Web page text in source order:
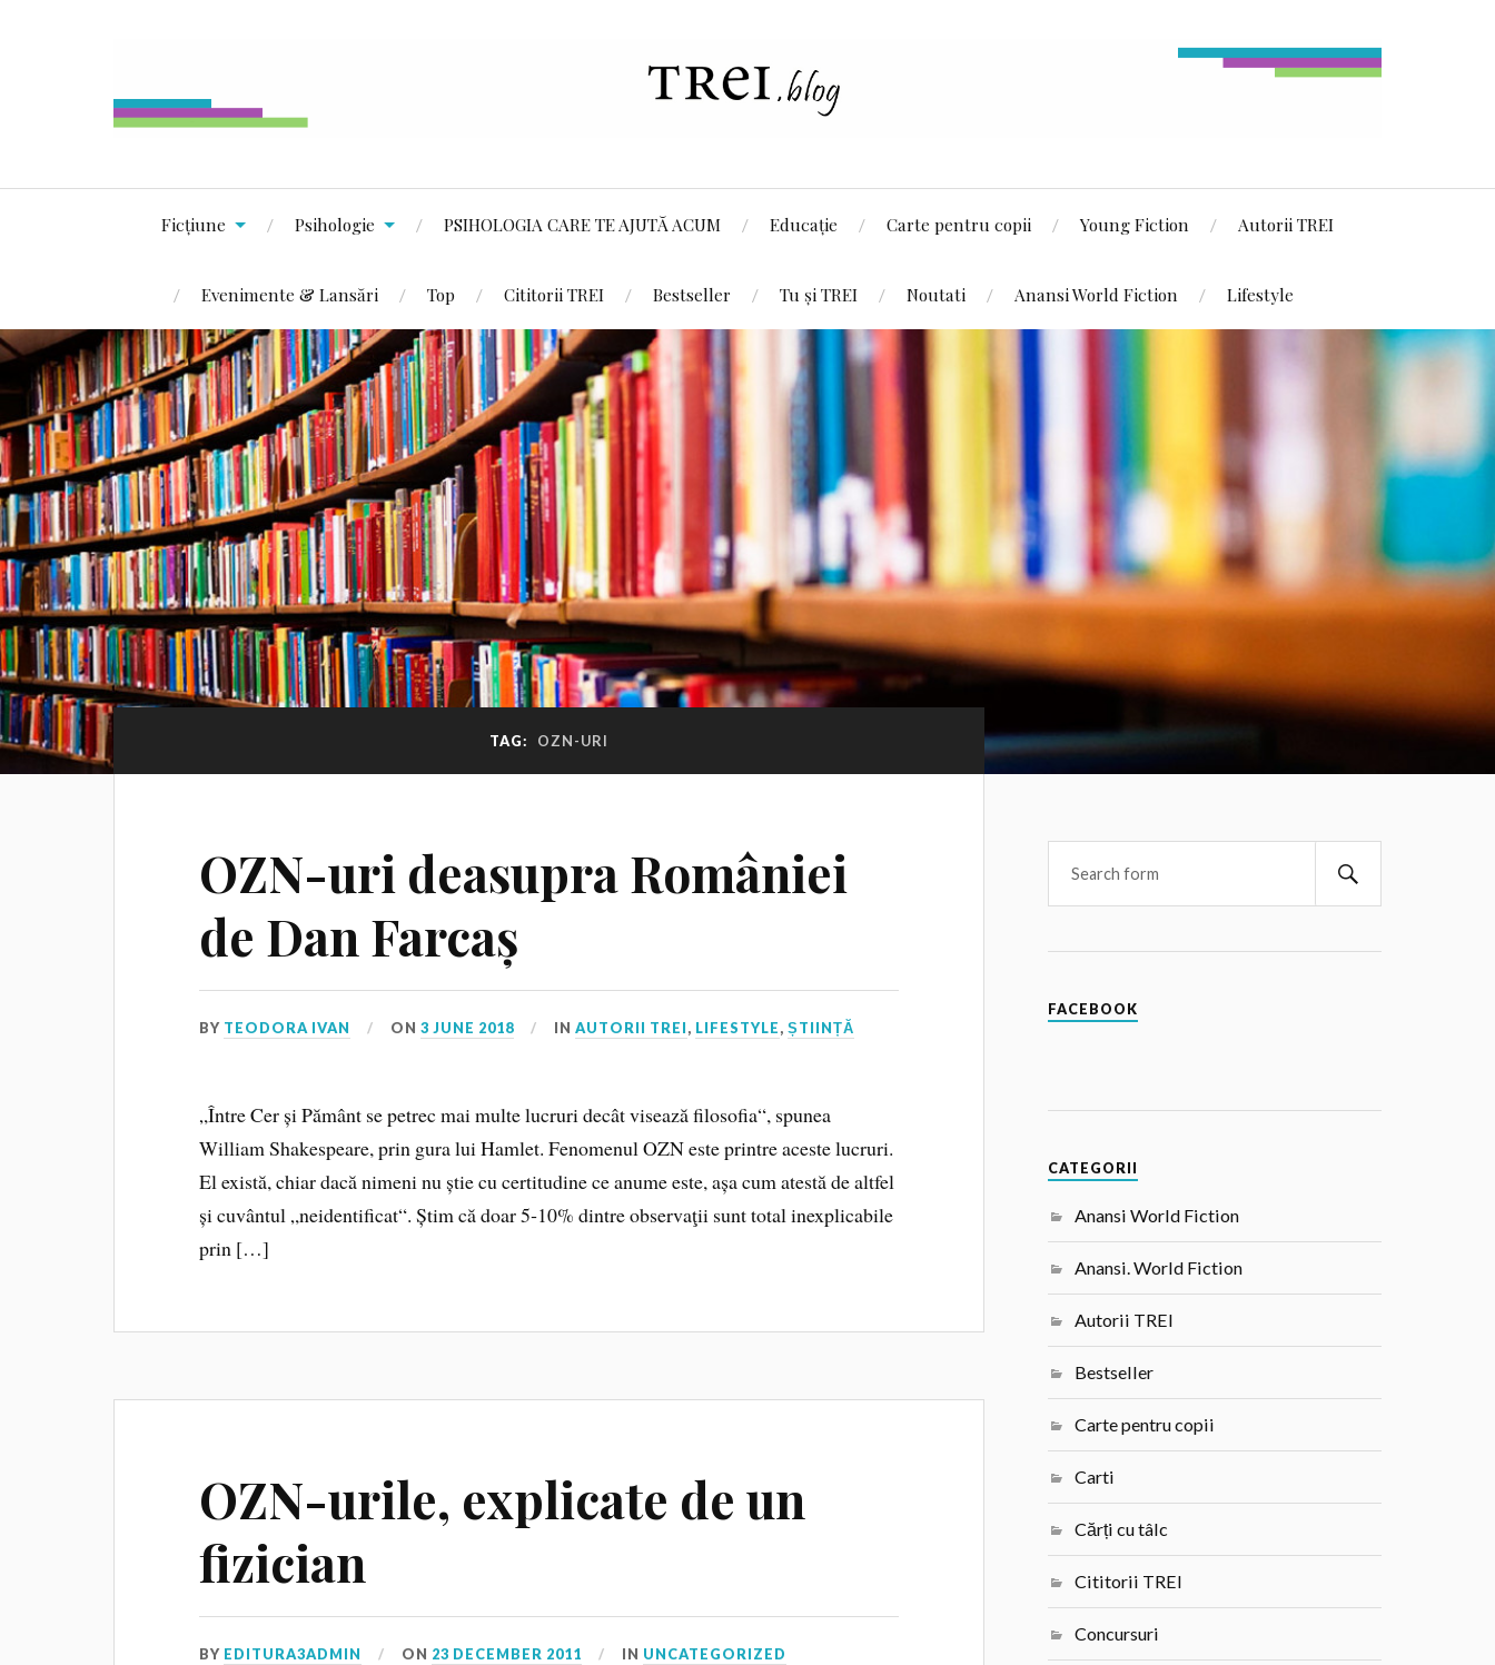
Ficțiune Psihologie PSIHOLOGIA CARE TE AJUTĂ ACUM Educație Carte pentru copii Young Fiction Autorii TREI
Evenimente & Lansări Top Cititorii TREI Bestseller Tu și TREI Noutati Anansi World Fiction Lifestyle
TAG: OZN-URI
OZN-uri deasupra României
de Dan Farcaș
BY TEODORA IVAN ON3 JUNE 2018 INAUTORII TREI, LIFESTYLE,ȘTIINȚĂ
„Între Cer și Pământ se petrec mai multe lucruri decât visează filosofia“, spunea
William Shakespeare, prin gura lui Hamlet. Fenomenul OZN este printre aceste lucruri.
El există, chiar dacă nimeni nu știe cu certitudine ce anume este, așa cum atestă de altfel
și cuvântul „neidentificat“. Știm că doar 5‑10% dintre observaţii sunt total inexplica­bile
prin […]
OZN-urile, explicate de un
fizician
BY EDITURA3ADMIN ON 23 DECEMBER 2011 IN UNCATEGORIZED
FACEBOOK
CATEGORII
Anansi World Fiction
Anansi. World Fiction
Autorii TREI
Bestseller
Carte pentru copii
Carti
Cărți cu tâlc
Cititorii TREI
Concursuri